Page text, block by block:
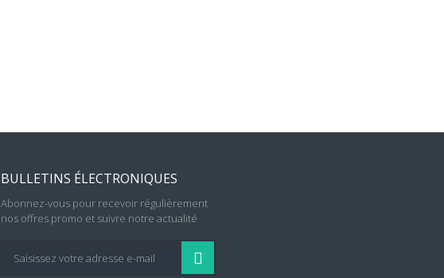
BULLETINS ÉLECTRONIQUES
Abonnez-vous pour recevoir régulièrement
nos offres promo et suivre notre actualité